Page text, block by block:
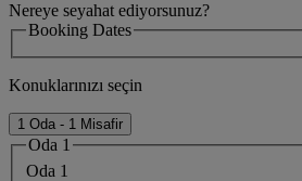
Nereye seyahat ediyorsunuz?
Booking Dates
Konuklarınızı seçin
1 Oda - 1 Misafir
Oda 1
Oda 1